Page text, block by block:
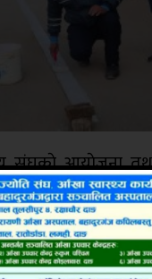
संघकाे आयाेजना
ट्राफिक
मार्किङ्ग
पश्चात् माेटर